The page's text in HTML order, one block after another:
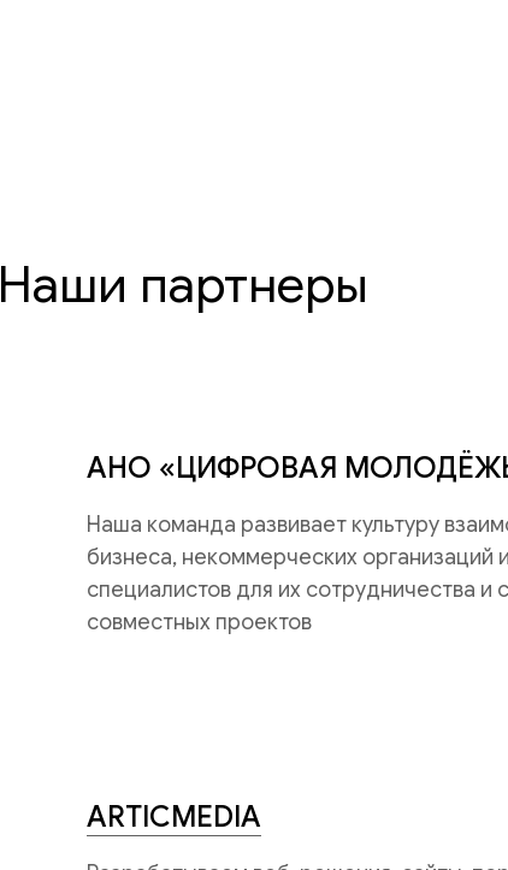
Наши партнеры
АНО «ЦИФРОВАЯ
Наша команда развивает культуру
бизнеса, некоммерческих организаций
специалистов для их сотрудничества и
совместных проектов
ARTICMEDIA